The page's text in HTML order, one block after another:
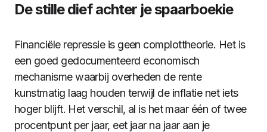
De stille dief achter je spaarboekie
Financiële repressie is geen complottheorie. Het is
een goed gedocumenteerd economisch
mechanisme waarbij overheden de rente
kunstmatig laag houden terwijl de inflatie net iets
hoger blijft. Het verschil, al is het maar één of twee
procentpunt per jaar, eet jaar na jaar aan je